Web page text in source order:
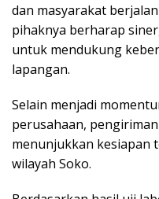
dan masyarakat
pihaknya berharap
untuk mendukung
lapangan.
Selain menjadi
perusahaan,
menunjukkan kesiapan
wilayah Soko.